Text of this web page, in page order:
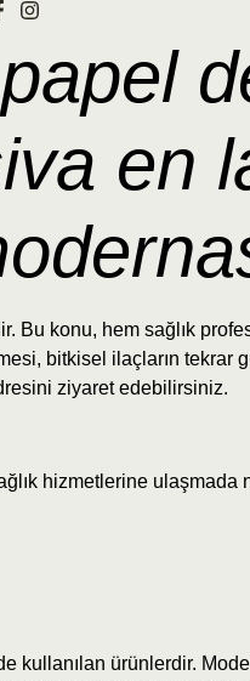
en
Bu konu, hem sağlık
bitkisel ilaçların tekrar
ziyaret edebilirsiniz.
hizmetlerine ulaşmada
kullanılan ürünlerdir.